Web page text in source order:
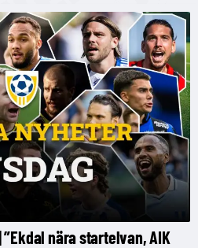
”Ekdal nära startelvan, AIK